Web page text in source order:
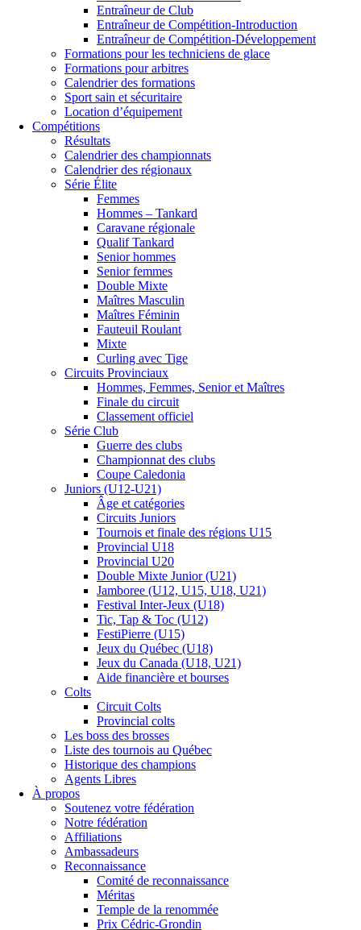
Entraîneur de Club
Entraîneur de Compétition-Introduction
Entraîneur de Compétition-Développement
Formations pour les techniciens de glace
Formations pour arbitres
Calendrier des formations
Sport sain et sécuritaire
Location d’équipement
Compétitions
Résultats
Calendrier des championnats
Calendrier des régionaux
Série Élite
Femmes
Hommes – Tankard
Caravane régionale
Qualif Tankard
Senior hommes
Senior femmes
Double Mixte
Maîtres Masculin
Maîtres Féminin
Fauteuil Roulant
Mixte
Curling avec Tige
Circuits Provinciaux
Hommes, Femmes, Senior et Maîtres
Finale du circuit
Classement officiel
Série Club
Guerre des clubs
Championnat des clubs
Coupe Caledonia
Juniors (U12-U21)
Âge et catégories
Circuits Juniors
Tournois et finale des régions U15
Provincial U18
Provincial U20
Double Mixte Junior (U21)
Jamboree (U12, U15, U18, U21)
Festival Inter-Jeux (U18)
Tic, Tap & Toc (U12)
FestiPierre (U15)
Jeux du Québec (U18)
Jeux du Canada (U18, U21)
Aide financière et bourses
Colts
Circuit Colts
Provincial colts
Les boss des brosses
Liste des tournois au Québec
Historique des champions
Agents Libres
À propos
Soutenez votre fédération
Notre fédération
Affiliations
Ambassadeurs
Reconnaissance
Comité de reconnaissance
Méritas
Temple de la renommée
Prix Cédric-Grondin